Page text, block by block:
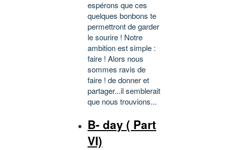
espérons que ces
quelques bonbons te
permettront de garder
le sourire ! Notre
ambition est simple :
faire ! Alors nous
sommes ravis de
faire ! de donner et
partager...il semblerait
que nous trouvions...
B- day ( Part
VI)